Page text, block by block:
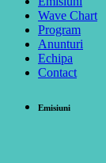
Wave Chart
Program
Anunturi
Echipa
Contact
Emisiuni